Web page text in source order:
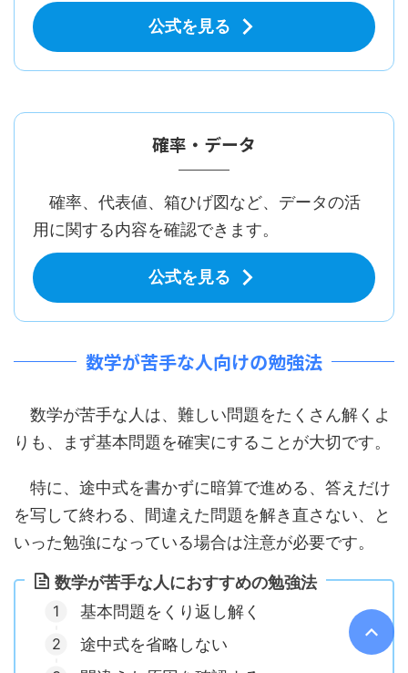
公式を見る
確率・データ
確率、代表値、箱ひげ図など、データの活
用に関する内容を確認できます。
公式を見る
数学が苦手な人向けの勉強法
数学が苦手な人は、難しい問題をたくさん解くよ
りも、まず基本問題を確実にすることが大切です。
特に、途中式を書かずに暗算で進める、答えだけ
を写して終わる、間違えた問題を解き直さない、と
いった勉強になっている場合は注意が必要です。
数学が苦手な人におすすめの勉強法
基本問題をくり返し解く
途中式を省略しない